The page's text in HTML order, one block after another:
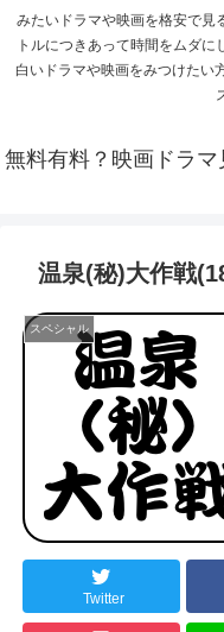
みたいドラマや映画を格安で見
トルにつきあって時間をムダ
白いドラマや映画をみつけたい
無料有料？映画ドラ
温泉(秘)大作戦
スペシャル
Twitter